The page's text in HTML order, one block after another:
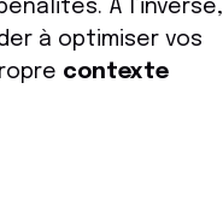
À l’inverse,
à optimiser vos
contexte